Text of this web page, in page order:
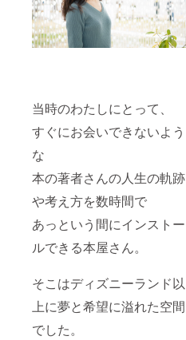
当時のわたしにとって、
すぐにお会いできないよう
な
本の著者さんの人生の軌跡
や考え方を数時間で
あっという間にインストー
ルできる本屋さん。
そこはディズニーランド以
上に夢と希望に溢れた空間
でした。